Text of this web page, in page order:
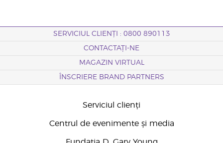
SERVICIUL CLIENȚI : 0800 890113
CONTACTAȚI-NE
MAGAZIN VIRTUAL
ÎNSCRIERE BRAND PARTNERS
Serviciul clienți
Centrul de evenimente și media